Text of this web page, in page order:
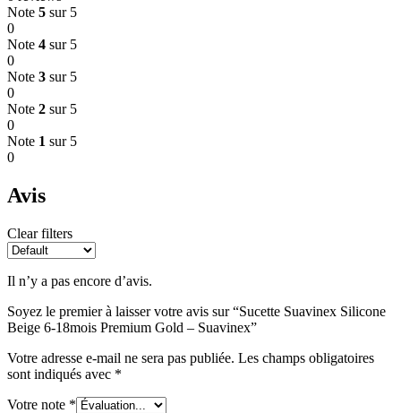
Note 5 sur 5
0
Note 4 sur 5
0
Note 3 sur 5
0
Note 2 sur 5
0
Note 1 sur 5
0
Avis
Clear filters
Il n’y a pas encore d’avis.
Soyez le premier à laisser votre avis sur “Sucette Suavinex Silicone
Beige 6-18mois Premium Gold – Suavinex”
Votre adresse e-mail ne sera pas publiée. Les champs obligatoires
sont indiqués avec *
Votre note *